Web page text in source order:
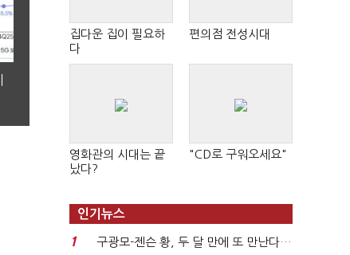
집다운 집이 필요하
다
편의점 전성시대
영화관의 시대는 끝
났다?
"CD로 구워오세요"
인기뉴스
1
구광모-젠슨 황, 두 달 만에 또 만난다…